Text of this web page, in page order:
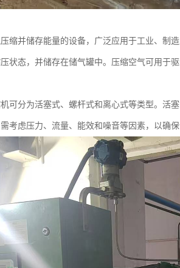
缩并储存能量的设备，广泛应用于工业、制
状态，并储存在储气罐中。压缩空气可用于
可分为活塞式、螺杆式和离心式等类型。活
考虑压力、流量、能效和噪音等因素，以确保